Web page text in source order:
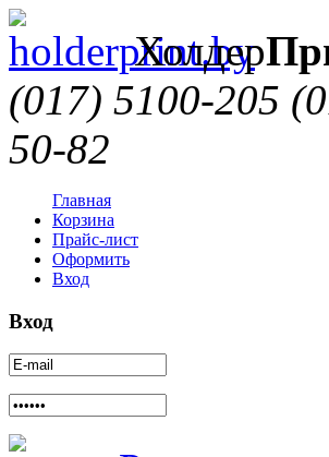
Холдер
(017) 5100-205
50-82
Главная
Корзина
Прайс-лист
Оформить
Вход
Вход